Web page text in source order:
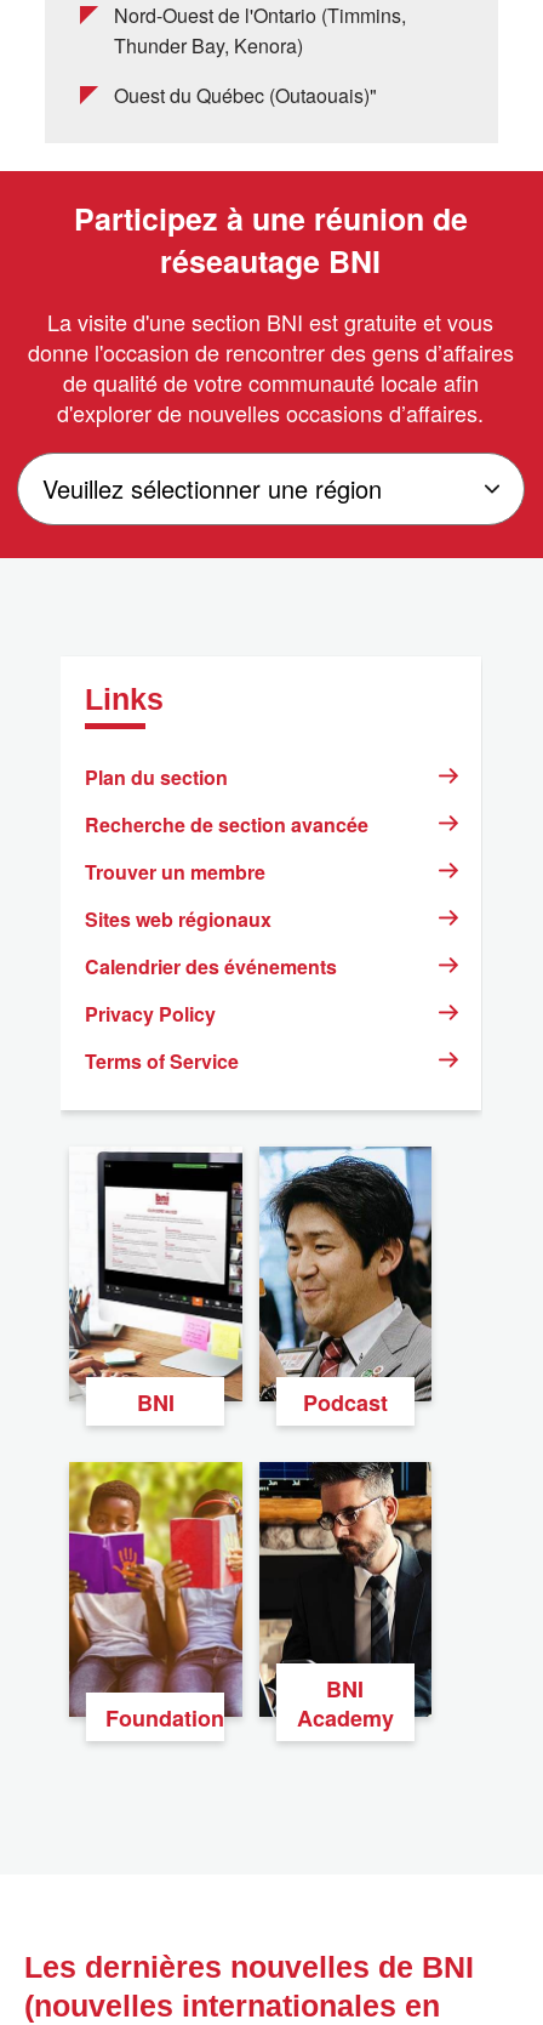
Nord-Ouest de l'Ontario (Timmins,
Thunder Bay, Kenora)
Ouest du Québec (Outaouais)"
Participez à une réunion de
réseautage BNI
La visite d'une section BNI est gratuite et vous
donne l'occasion de rencontrer des gens d’affaires
de qualité de votre communauté locale afin
d'explorer de nouvelles occasions d’affaires.
Links
Plan du section
Recherche de section avancée
Trouver un membre
Sites web régionaux
Calendrier des événements
Privacy Policy
Terms of Service
BNI Podcast
Foundation
BNI
Academy
Les dernières nouvelles de BNI
(nouvelles internationales en